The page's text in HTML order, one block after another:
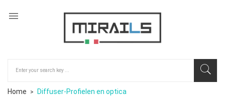

Home Diffuser-Profielen en optica